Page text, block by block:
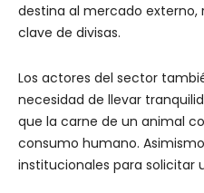
destina al mercado externo,
clave de divisas.
Los actores del sector
necesidad de llevar
que la carne de un animal
consumo humano.
institucionales para solicitar